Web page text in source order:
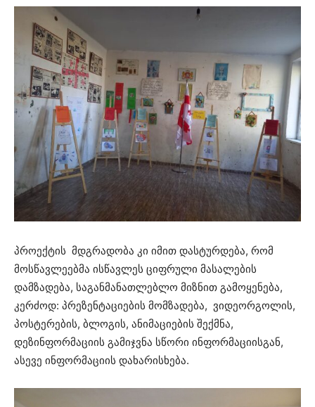
პროექტის მდგრადობა კი იმით დასტურდება, რომ
მოსწავლეებმა ისწავლეს ციფრული მასალების
დამზადება, საგანმანათლებლო მიზნით გამოყენება,
კერძოდ: პრეზენტაციების მომზადება, ვიდეორგოლის,
პოსტერების, ბლოგის, ანიმაციების შექმნა,
დეზინფორმაციის გამიჯვნა სწორი ინფორმაციისგან,
ასევე ინფორმაციის დახარისხება.